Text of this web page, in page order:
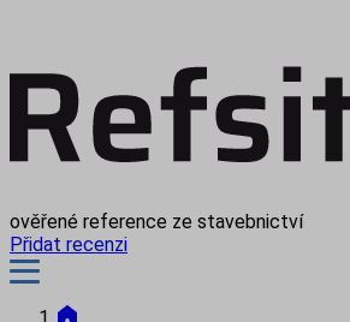
ověřené reference ze stavebnictví
Přidat recenzi